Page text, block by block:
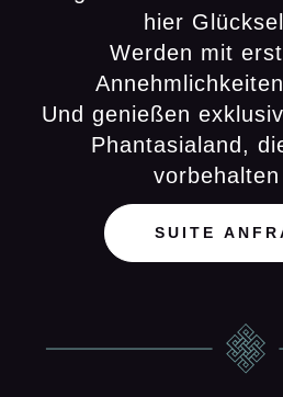
hier
Werden mit
Und genießen
Phantasialand,
SUITE